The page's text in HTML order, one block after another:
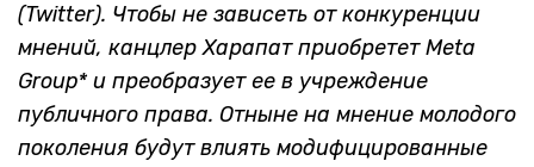
(Twitter). Чтобы не зависеть от конкуренции
мнений, канцлер Харапат приобретет Meta
Group* и преобразует ее в учреждение
публичного права. Отныне на мнение молодого
поколения будут влиять модифицированные